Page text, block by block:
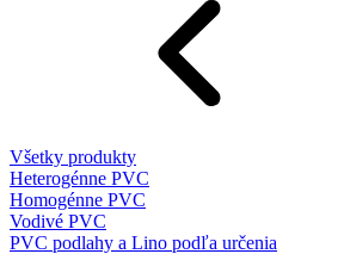
Všetky produkty
Heterogénne PVC
Homogénne PVC
Vodivé PVC
PVC podlahy a Lino podľa určenia